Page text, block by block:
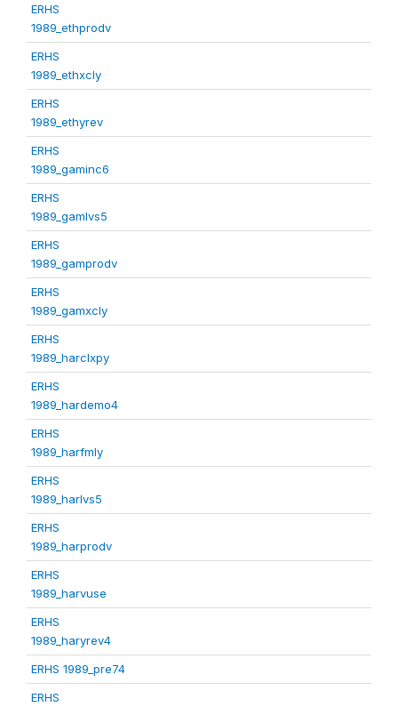
ERHS
1989_ethprodv
ERHS
1989_ethxcly
ERHS
1989_ethyrev
ERHS
1989_gaminc6
ERHS
1989_gamlvs5
ERHS
1989_gamprodv
ERHS
1989_gamxcly
ERHS
1989_harclxpy
ERHS
1989_hardemo4
ERHS
1989_harfmly
ERHS
1989_harlvs5
ERHS
1989_harprodv
ERHS
1989_harvuse
ERHS
1989_haryrev4
ERHS 1989_pre74
ERHS